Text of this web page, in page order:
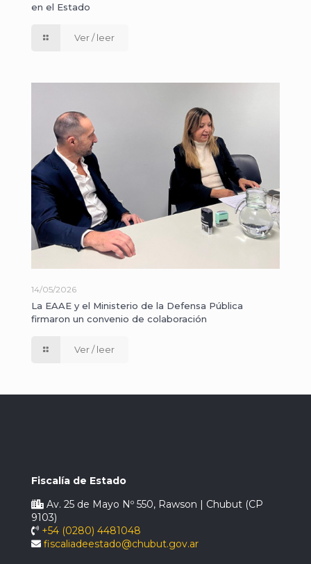
en el Estado
Ver / leer
14/05/2026
La EAAE y el Ministerio de la Defensa Pública
firmaron un convenio de colaboración
Ver / leer
Fiscalía de Estado
Av. 25 de Mayo Nº 550, Rawson | Chubut (CP
9103)
+54 (0280) 4481048
fiscaliadeestado@chubut.gov.ar